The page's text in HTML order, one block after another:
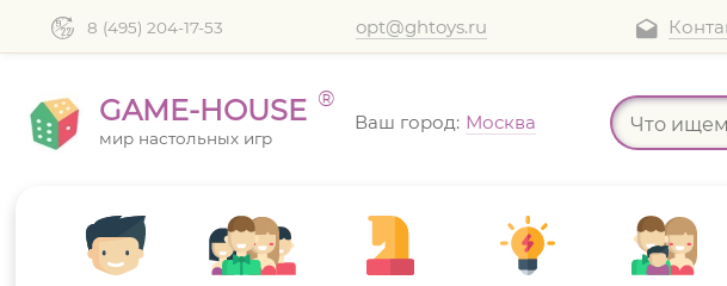
8 (495) 204-17-53 opt@ghtoys.ru
GAME-HOUSE ®
мир настольных игр
Ваш город: Москва